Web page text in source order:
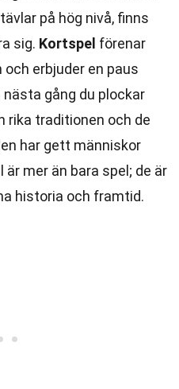
på hög nivå, finns
sig. Kortspel förenar
erbjuder en paus
gång du plockar
rika traditionen och de
har gett människor
är mer än bara spel; de är
historia och framtid.